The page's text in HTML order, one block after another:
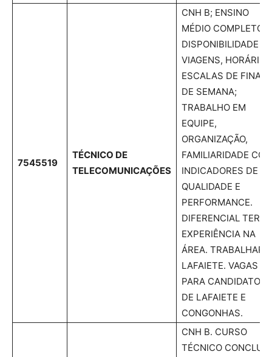
7545519
TÉCNICO DE
TELECOMUNICAÇÕES
CNH B; ENSINO
MÉDIO COMPLETO;
DISPONIBILIDADE
VIAGENS, HORÁRIO,
ESCALAS DE FINAL
DE SEMANA;
TRABALHO EM
EQUIPE,
ORGANIZAÇÃO,
FAMILIARIDADE COM
INDICADORES DE
QUALIDADE E
PERFORMANCE.
DIFERENCIAL TER
EXPERIÊNCIA NA
ÁREA. TRABALHAR
LAFAIETE. VAGAS
PARA CANDIDATOS
DE LAFAIETE E
CONGONHAS.
CNH B. CURSO
TÉCNICO